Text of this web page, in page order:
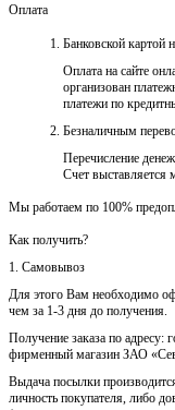
Оплата
Банковской картой
Оплата на сайте
организован
платежи по
Безналичным
Перечисление
Счет выставляется
Мы работаем по 100%
Как получить?
1. Самовывоз
Для этого Вам необходимо
чем за 1-3 дня до получения.
Получение заказа по адресу:
фирменный магазин ЗАО
Выдача посылки
личность покупателя, либо